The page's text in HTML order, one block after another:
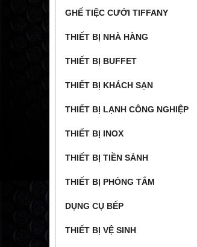
GHẾ TIỆC CƯỚI TIFFANY
THIẾT BỊ NHÀ HÀNG
THIẾT BỊ BUFFET
THIẾT BỊ KHÁCH SẠN
THIẾT BỊ LẠNH CÔNG NGHIỆP
THIẾT BỊ INOX
THIẾT BỊ TIỀN SẢNH
THIẾT BỊ PHÒNG TẮM
DỤNG CỤ BẾP
THIẾT BỊ VỆ SINH